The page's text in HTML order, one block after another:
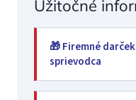
Užitočné
🎁 Firemné
sprievodca